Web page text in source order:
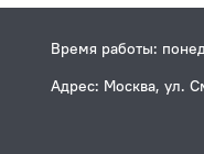
Время работы:
Адрес: Москва, ул.